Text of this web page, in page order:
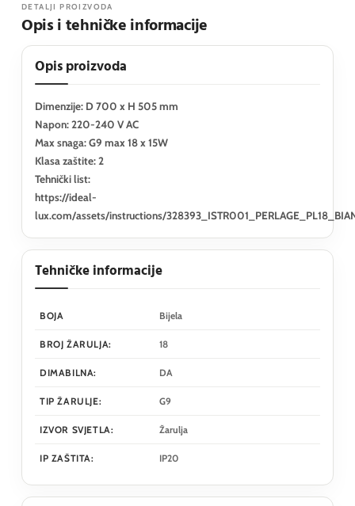
DETALJI PROIZVODA
Opis i tehničke informacije
Opis proizvoda
Dimenzije: D 700 x H 505 mm
Napon: 220-240 V AC
Max snaga: G9 max 18 x 15W
Klasa zaštite: 2
Tehnički list:
https://ideal-
lux.com/assets/instructions/
Tehničke informacije
BOJA Bijela
BROJ ŽARULJA: 18
DIMABILNA: DA
TIP ŽARULJE: G9
IZVOR SVJETLA: Žarulja
IP ZAŠTITA: IP20